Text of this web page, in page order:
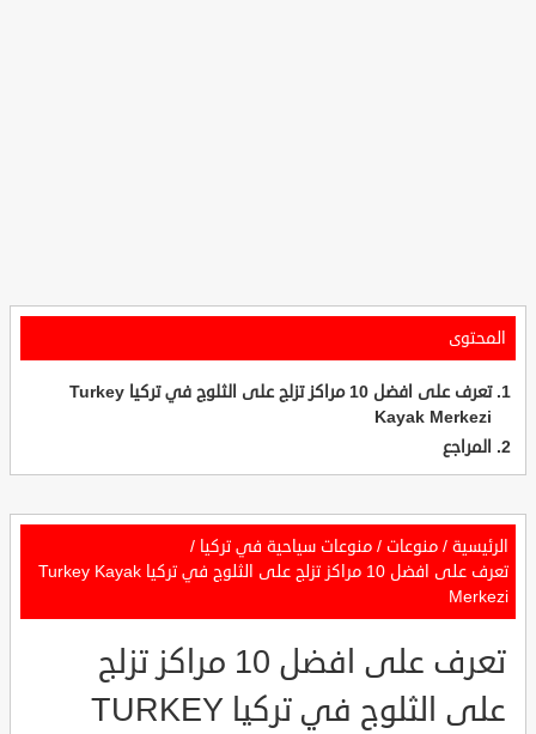
المحتوى
تعرف على افضل 10 مراكز تزلج على الثلوج في تركيا Turkey
Kayak Merkezi
المراجع
الرئيسية / منوعات / منوعات سياحية في تركيا /
تعرف على افضل 10 مراكز تزلج على الثلوج في تركيا Turkey Kayak
Merkezi
تعرف على افضل 10 مراكز تزلج
على الثلوج في تركيا TURKEY